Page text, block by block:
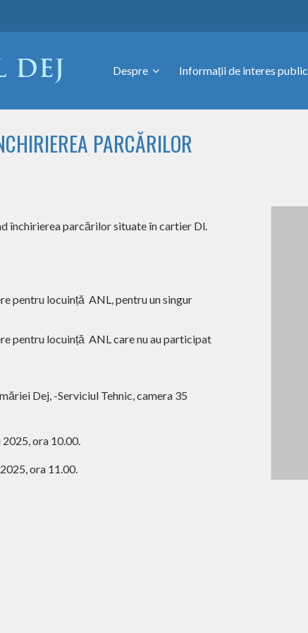
Despre Informații de interes public
PARCĂRILOR
închirierea parcărilor situate în cartier Dl.
pentru locuință ANL, pentru un singur
pentru locuință ANL care nu au participat
Dej, -Serviciul Tehnic, camera 35
2025, ora 10.00.
ora 11.00.